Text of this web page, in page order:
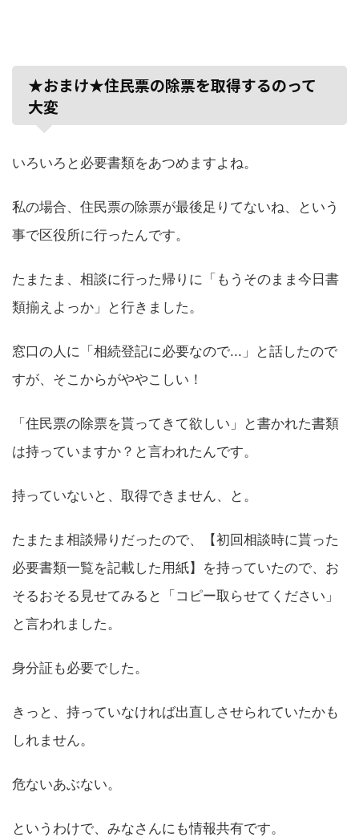
★おまけ★住民票の除票を取得するのって
大変
いろいろと必要書類をあつめますよね。
私の場合、住民票の除票が最後足りてないね、という
事で区役所に行ったんです。
たまたま、相談に行った帰りに「もうそのまま今日書
類揃えよっか」と行きました。
窓口の人に「相続登記に必要なので...」と話したので
すが、そこからがややこしい！
「住民票の除票を貰ってきて欲しい」と書かれた書類
は持っていますか？と言われたんです。
持っていないと、取得できません、と。
たまたま相談帰りだったので、【初回相談時に貰った
必要書類一覧を記載した用紙】を持っていたので、お
そるおそる見せてみると「コピー取らせてください」
と言われました。
身分証も必要でした。
きっと、持っていなければ出直しさせられていたかも
しれません。
危ないあぶない。
というわけで、みなさんにも情報共有です。